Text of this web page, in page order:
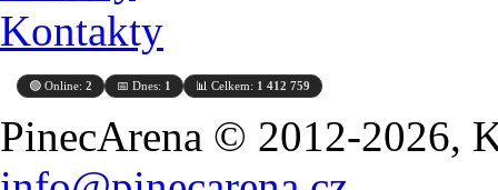
Kontakty
🟢 Online: 2 📅 Dnes: 1 📊 Celkem: 1 412 759
PinecArena © 2012-2026,